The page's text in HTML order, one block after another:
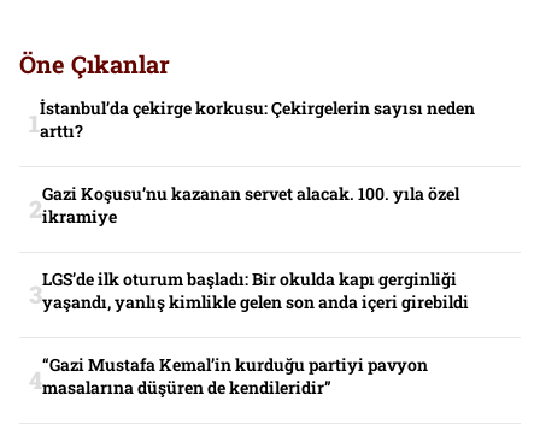
Öne Çıkanlar
İstanbul’da çekirge korkusu: Çekirgelerin sayısı neden
arttı?
Gazi Koşusu’nu kazanan servet alacak. 100. yıla özel
ikramiye
LGS’de ilk oturum başladı: Bir okulda kapı gerginliği
yaşandı, yanlış kimlikle gelen son anda içeri girebildi
“Gazi Mustafa Kemal’in kurduğu partiyi pavyon
masalarına düşüren de kendileridir”